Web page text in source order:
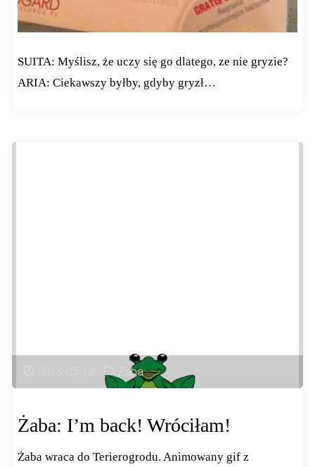
SUITA: Myślisz, że uczy się go dlatego, ze nie gryzie?
ARIA: Ciekawszy byłby, gdyby gryzł…
Żaba
Żaba: I’m back! Wróciłam!
Żaba wraca do Terierogrodu. Animowany gif z